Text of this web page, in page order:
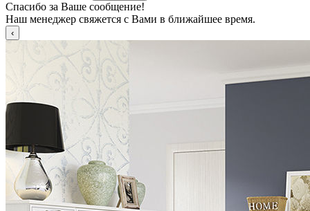
Спасибо за Ваше сообщение!
Наш менеджер свяжется с Вами в ближайшее время.